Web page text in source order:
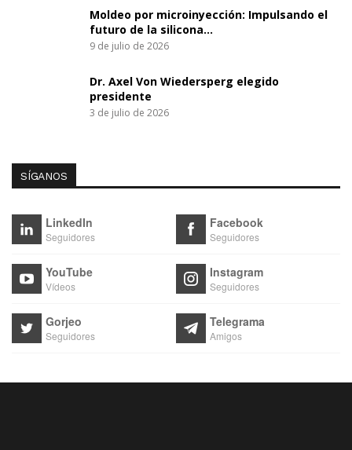
Moldeo por microinyección: Impulsando el
futuro de la silicona…
9 de julio de 2026
Dr. Axel Von Wiedersperg elegido
presidente
3 de julio de 2026
SÍGANOS
LinkedIn
Seguidores
Facebook
Seguidores
YouTube
Vídeos
Instagram
Seguidores
Gorjeo
Seguidores
Telegrama
Amigos